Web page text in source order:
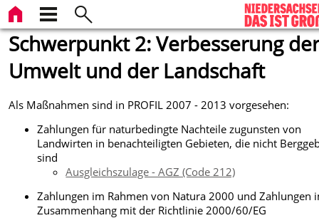
Schwerpunkt 2: Verbesserung
Umwelt und der Landschaft
Als Maßnahmen sind in PROFIL 2007 - 2013 vorgesehen:
Zahlungen für naturbedingte Nachteile zugunsten von
Landwirten in benachteiligten Gebieten, die nicht
sind
Ausgleichszulage - AGZ (Code 212)
Zahlungen im Rahmen von Natura 2000 und Zahlungen
Zusammenhang mit der Richtlinie 2000/60/EG